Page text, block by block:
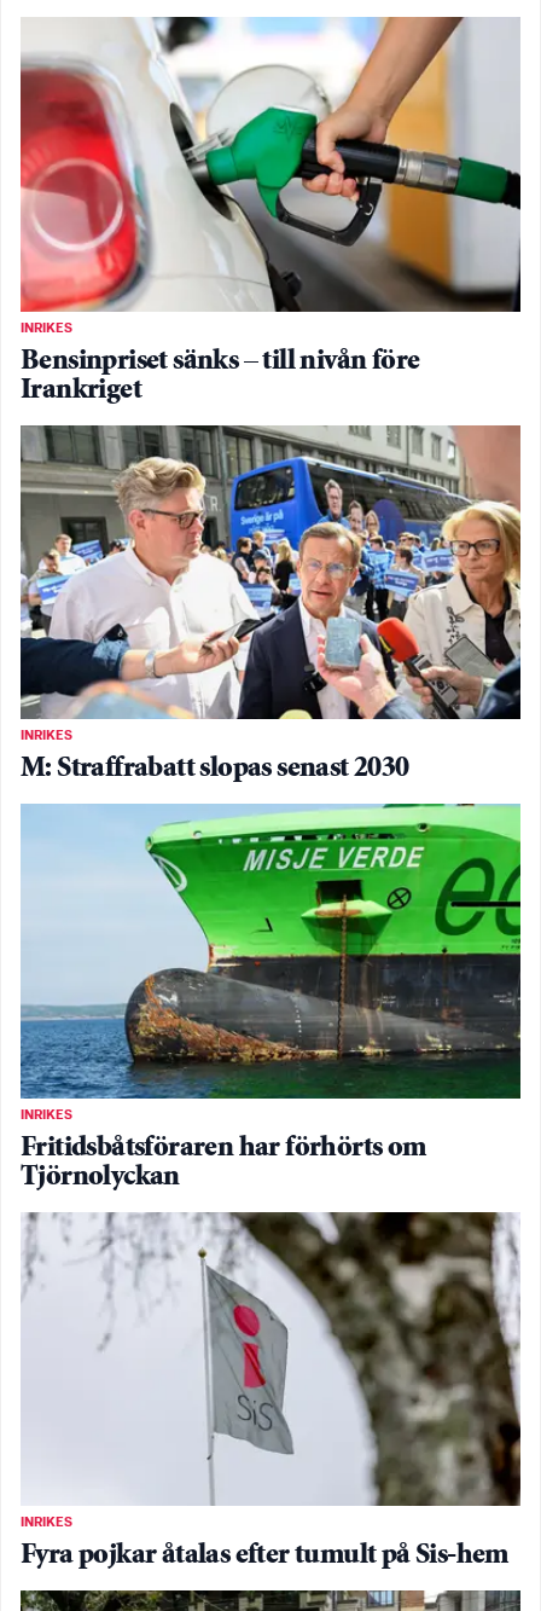
INRIKES
Bensinpriset sänks – till nivån före
Irankriget
INRIKES
M: Straffrabatt slopas senast 2030
INRIKES
Fritidsbåtsföraren har förhörts om
Tjörnolyckan
INRIKES
Fyra pojkar åtalas efter tumult på Sis-hem